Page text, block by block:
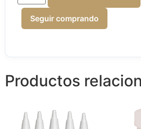
Seguir comprando
Productos